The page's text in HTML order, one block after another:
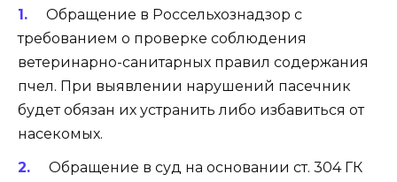
Обращение в Россельхознадзор с
требованием о проверке соблюдения
ветеринарно-санитарных правил содержания
пчел. При выявлении нарушений пасечник
будет обязан их устранить либо избавиться от
насекомых.
Обращение в суд на основании ст. 304 ГК